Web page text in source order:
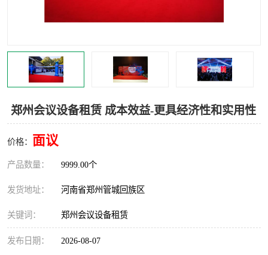
郑州会议设备租赁 成本效益-更具经济性和实用性
价格： 面议
产品数量： 9999.00个
发货地址： 河南省郑州管城回族区
关键词： 郑州会议设备租赁
发布日期： 2026-08-07